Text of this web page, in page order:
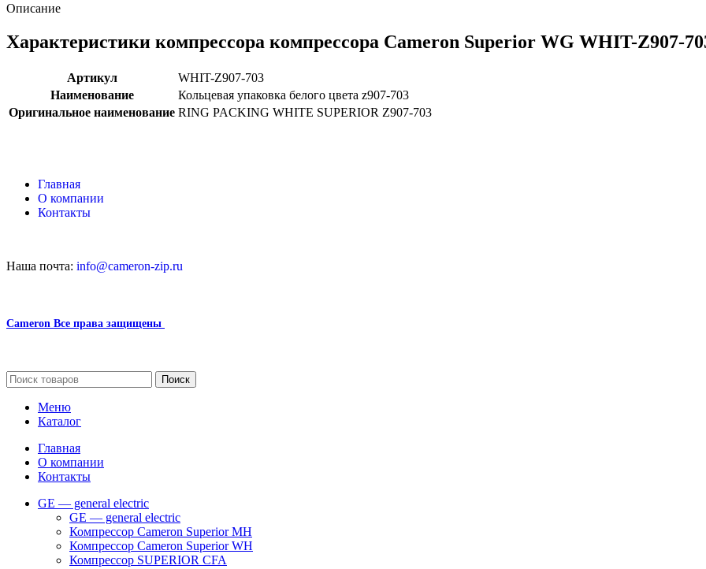
Описание
Характеристики компрессора компрессора Cameron Superior WG WHIT-Z907-
Артикул
WHIT-Z907-703
Наименование
Кольцевая упаковка белого цвета z907-703
Оригинальное наименование RING PACKING WHITE SUPERIOR Z907-703
Главная
О компании
Контакты
Наша почта: info@cameron-zip.ru
Cameron Все права защищены
Поиск
Меню
Каталог
Главная
О компании
Контакты
GE — general electric
GE — general electric
Компрессор Cameron Superior MH
Компрессор Cameron Superior WH
Компрессор SUPERIOR CFA